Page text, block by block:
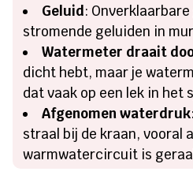
Geluid:
stromende geluiden in
Watermeter draait
dicht hebt, maar je
dat vaak op een lek in het
Afgenomen waterdruk
straal bij de kraan, vooral
warmwatercircuit is